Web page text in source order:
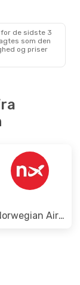
de sidste 3
som den
og priser
Norwegian Air Shuttle